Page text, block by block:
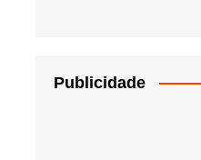
Publicidade